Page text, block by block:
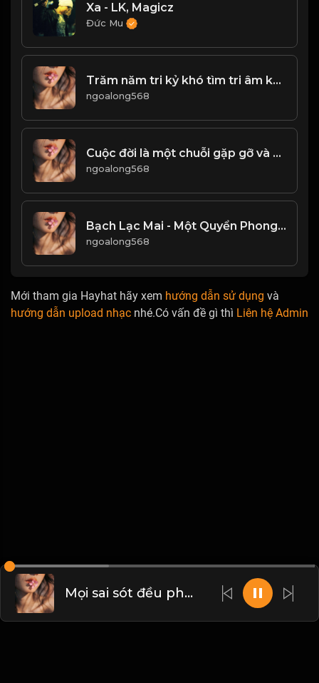
Xa - LK, Magicz
Đức Mu
Trăm năm tri kỷ khó tìm tri âm khó gặp,bạn hiền khó quen Bất chợt mà chẳng bất ngờ,tưởng Là tình cờ,ai ngờ lại là phận duyên
ngoalong568
Cuộc đời là một chuỗi gặp gỡ và chia ly. Hoa nở rồi tàn, duyên hợp rồi tan, tất cả về với bụi thời gian! & Đạo
ngoalong568
Bạch Lạc Mai - Một Quyển Phong Hoa Đại Đường! & Đạo
ngoalong568
Mới tham gia Hayhat hãy xem hướng dẫn sử dụng và
hướng dẫn upload nhạc nhé.Có vấn đề gì thì Liên hệ Admin
Mọi sai sót đều phải trả giá! Đạo